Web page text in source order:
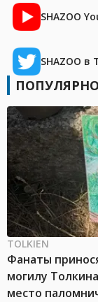
SHAZOO
SHAZOO
TOLKIEN
Фанаты
могилу
место